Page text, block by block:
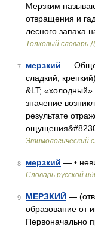
Мерзким
отвращения и
лесного запаха
Толковый словарь
7 мерзкий —
сладкий,
&LT;
значение
результате
Этимологический
8 мерзкий — •
Словарь русской
9 МЕРЗКИЙ —
образование от
Первоначально